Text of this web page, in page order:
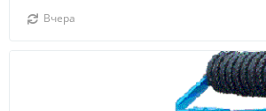
Вчера